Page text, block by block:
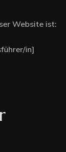
Right Sidebar
Left Sidebar
Website ist:
in]